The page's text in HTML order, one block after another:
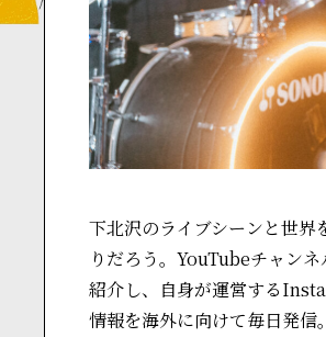
下北沢のライブシーンと世
りだろう。YouTubeチャン
紹介し、自身が運営する
情報を海外に向けて毎日発